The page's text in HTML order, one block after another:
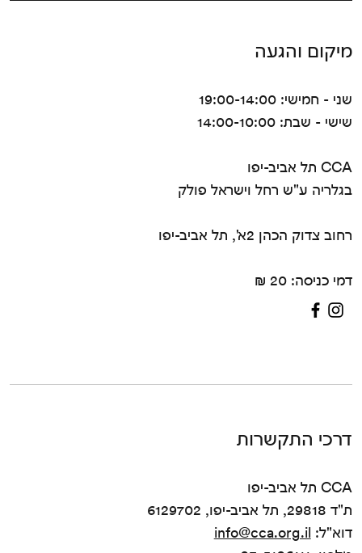
מיקום והגעה
שני - חמישי: 19:00-14:00
שישי - שבת: 14:00-10:00
CCA תל אביב-יפו
בגלריה ע"ש רחל וישראל פולק
רחוב צדוק הכהן 2א', תל אביב-יפו
דמי כניסה: 20 ₪
דרכי התקשרות
CCA תל אביב-יפו
ת"ד 29818, תל אביב-יפו, 6129702
דוא"ל: info@cca.org.il